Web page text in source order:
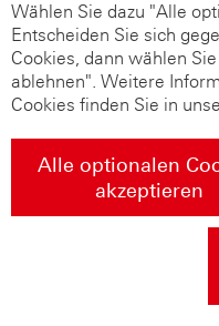
Wählen Sie dazu "Alle
Entscheiden Sie sich
Cookies, dann wählen
ablehnen". Weitere
Cookies finden Sie in
Alle optionalen
akzeptieren